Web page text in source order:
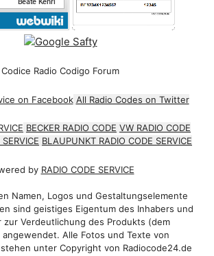
Codice Radio Codigo Forum
on Facebook All Radio Codes on Twitter
BECKER RADIO CODE VW RADIO CODE
BLAUPUNKT RADIO CODE SERVICE
by RADIO CODE SERVICE
Namen, Logos und Gestaltungselemente
sind geistiges Eigentum des Inhabers und
zur Verdeutlichung des Produkts (dem
angewendet. Alle Fotos und Texte von
unter Copyright von Radiocode24.de